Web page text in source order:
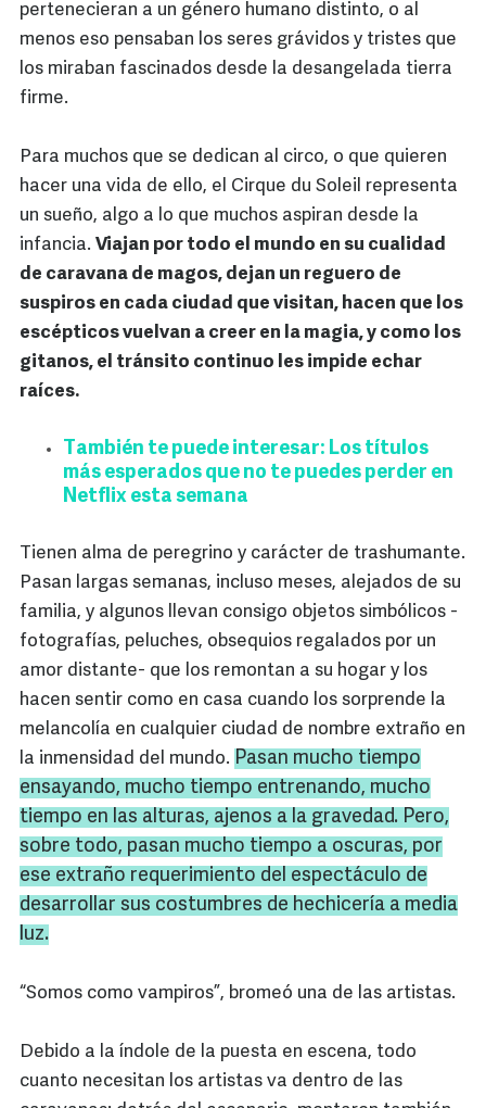
pertenecieran a un género humano distinto, o al
menos eso pensaban los seres grávidos y tristes que
los miraban fascinados desde la desangelada tierra
firme.
Para muchos que se dedican al circo, o que quieren
hacer una vida de ello, el Cirque du Soleil representa
un sueño, algo a lo que muchos aspiran desde la
infancia. Viajan por todo el mundo en su cualidad
de caravana de magos, dejan un reguero de
suspiros en cada ciudad que visitan, hacen que los
escépticos vuelvan a creer en la magia, y como los
gitanos, el tránsito continuo les impide echar
raíces.
También te puede interesar: Los títulos
más esperados que no te puedes perder en
Netflix esta semana
Tienen alma de peregrino y carácter de trashumante.
Pasan largas semanas, incluso meses, alejados de su
familia, y algunos llevan consigo objetos simbólicos -
fotografías, peluches, obsequios regalados por un
amor distante- que los remontan a su hogar y los
hacen sentir como en casa cuando los sorprende la
melancolía en cualquier ciudad de nombre extraño en
la inmensidad del mundo. Pasan mucho tiempo
ensayando, mucho tiempo entrenando, mucho
tiempo en las alturas, ajenos a la gravedad. Pero,
sobre todo, pasan mucho tiempo a oscuras, por
ese extraño requerimiento del espectáculo de
desarrollar sus costumbres de hechicería a media
luz.
“Somos como vampiros”, bromeó una de las artistas.
Debido a la índole de la puesta en escena, todo
cuanto necesitan los artistas va dentro de las